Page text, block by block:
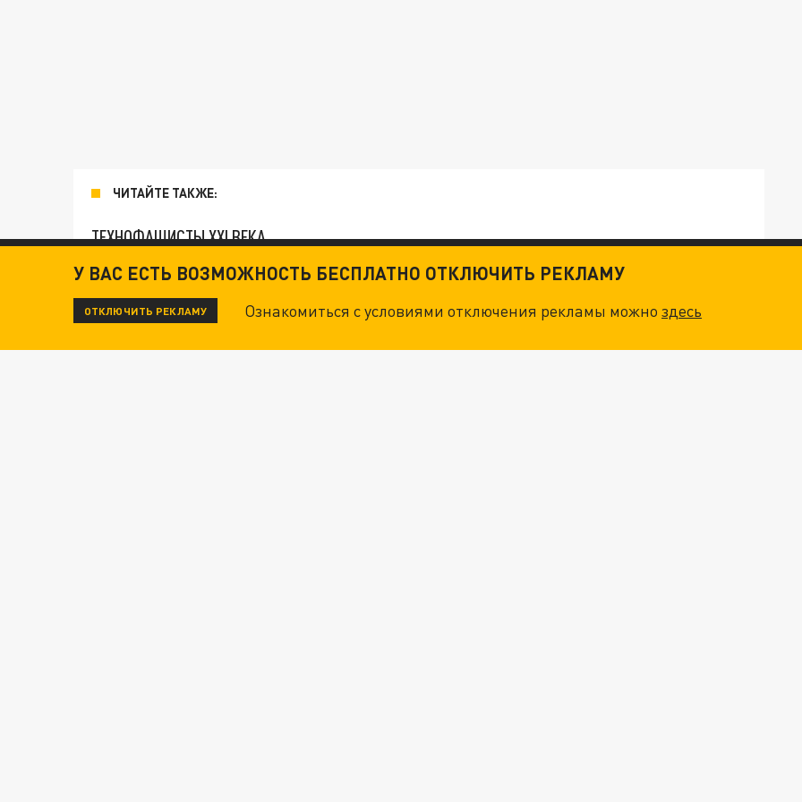
ЧИТАЙТЕ ТАКЖЕ:
ТЕХНОФАШИСТЫ XXI ВЕКА
ДАНЯ С ДАШЕЙ СПАСЛИСЬ ОТ БОЕВИКОВ ВСУ. НО БЕДЫ ДЛЯ МАЛЫШЕЙ НЕ ЗАКОНЧИЛИСЬ
У ВАС ЕСТЬ ВОЗМОЖНОСТЬ БЕСПЛАТНО ОТКЛЮЧИТЬ РЕКЛАМУ
ОТКЛЮЧИТЬ РЕКЛАМУ Ознакомиться с условиями отключения рекламы можноздесь